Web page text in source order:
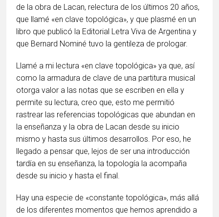
de la obra de Lacan, relectura de los últimos 20 años,
que llamé «en clave topológica», y que plasmé en un
libro que publicó la Editorial Letra Viva de Argentina y
que Bernard Nominé tuvo la gentileza de prologar.
Llamé a mi lectura «en clave topológica» ya que, así
como la armadura de clave de una partitura musical
otorga valor a las notas que se escriben en ella y
permite su lectura, creo que, esto me permitió
rastrear las referencias topológicas que abundan en
la enseñanza y la obra de Lacan desde su inicio
mismo y hasta sus últimos desarrollos. Por eso, he
llegado a pensar que, lejos de ser una introducción
tardía en su enseñanza, la topología la acompaña
desde su inicio y hasta el final.
Hay una especie de «constante topológica», más allá
de los diferentes momentos que hemos aprendido a